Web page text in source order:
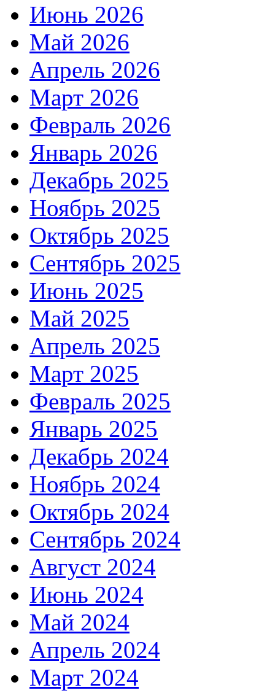
Июнь 2026
Май 2026
Апрель 2026
Март 2026
Февраль 2026
Январь 2026
Декабрь 2025
Ноябрь 2025
Октябрь 2025
Сентябрь 2025
Июнь 2025
Май 2025
Апрель 2025
Март 2025
Февраль 2025
Январь 2025
Декабрь 2024
Ноябрь 2024
Октябрь 2024
Сентябрь 2024
Август 2024
Июнь 2024
Май 2024
Апрель 2024
Март 2024